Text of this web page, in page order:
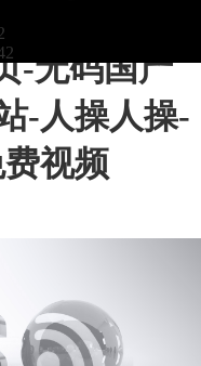
国精品久
-无码国产
-人操人操-
视频